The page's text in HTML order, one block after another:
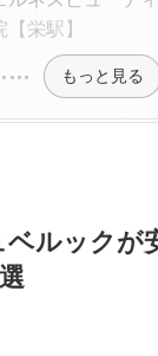
【栄駅】
もっと見る
ベルックが